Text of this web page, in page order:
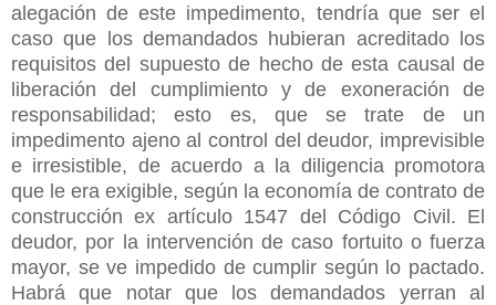
alegación de este impedimento, tendría que ser el
caso que los demandados hubieran acreditado los
requisitos del supuesto de hecho de esta causal de
liberación del cumplimiento y de exoneración de
responsabilidad; esto es, que se trate de un
impedimento ajeno al control del deudor, imprevisible
e irresistible, de acuerdo a la diligencia promotora
que le era exigible, según la economía de contrato de
construcción ex artículo 1547 del Código Civil. El
deudor, por la intervención de caso fortuito o fuerza
mayor, se ve impedido de cumplir según lo pactado.
Habrá que notar que los demandados yerran al